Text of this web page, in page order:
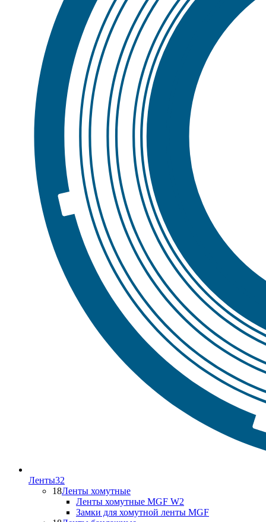
Ленты32
18Ленты хомутные
Ленты хомутные MGF W2
Замки для хомутной ленты MGF